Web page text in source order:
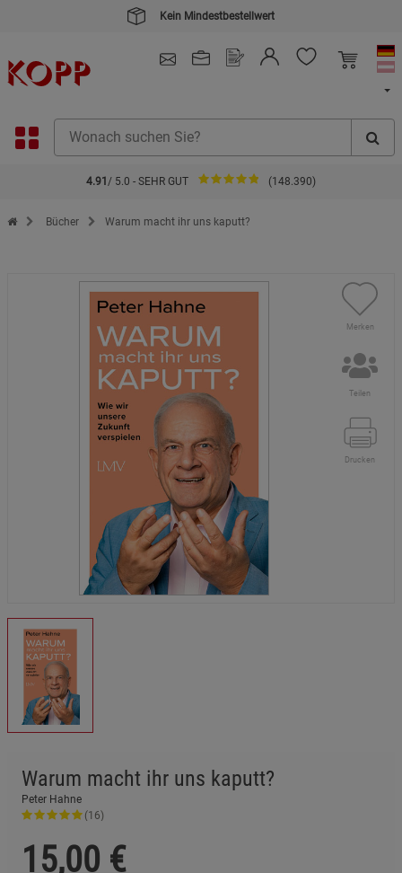
Kein Mindestbestellwert
4.91 / 5.0 - SEHR GUT (148.390)
Zur Startseite des Kopp Verlag Online-Shop
Bücher Warum macht ihr uns kaputt?
Merken
Teilen
Drucken
Warum macht ihr uns kaputt?
Peter Hahne
(16)
15,00 €